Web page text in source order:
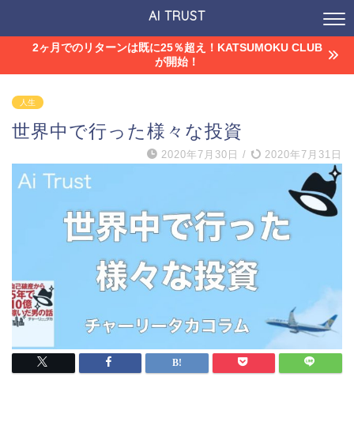
AI TRUST
2ヶ月でのリターンは既に25％超え！KATSUMOKU CLUB
が開始！
人生
世界中で行った様々な投資
2020年7月30日 / 2020年7月31日